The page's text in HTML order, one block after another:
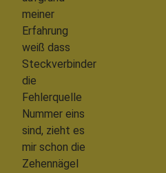
meiner
Erfahrung
weiß dass
Steckverbinder
die
Fehlerquelle
Nummer eins
sind, zieht es
mir schon die
Zehennägel